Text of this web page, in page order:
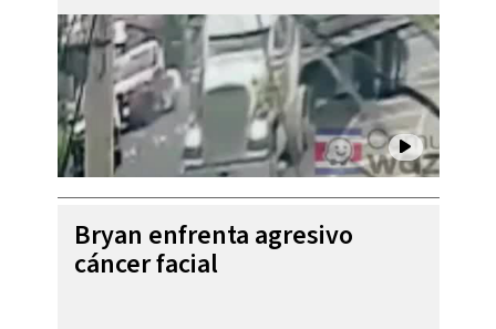
Bryan enfrenta agresivo
cáncer facial